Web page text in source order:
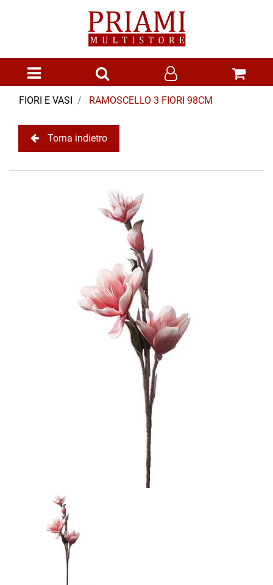
Open menu
FIORI E VASI RAMOSCELLO 3 FIORI 98CM
Torna indietro